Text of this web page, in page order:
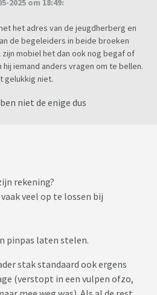
2025 om 18:49:
het adres van de jeugdherberg en
de begeleiders in beide broeken
mobiel het dan ook nog begaf of
hij iemand anders vragen om te bellen.
gelukkig niet.
ben niet de enige dus
rekening?
veel op te lossen bij
pinpas laten stelen.
stak standaard ook ergens
(verstopt in een vulpen ofzo,